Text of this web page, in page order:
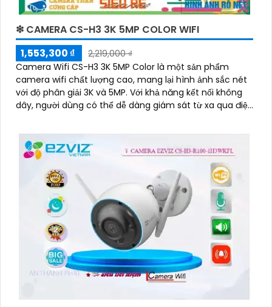
❇ CAMERA CS-H3 3K 5MP COLOR WIFI
1,553,300 ₫
2,219,000 ₫
Camera Wifi CS-H3 3K 5MP Color là một sản phẩm
camera wifi chất lượng cao, mang lại hình ảnh sắc nét
với độ phân giải 3K và 5MP. Với khả năng kết nối không
dây, người dùng có thể dễ dàng giám sát từ xa qua điện